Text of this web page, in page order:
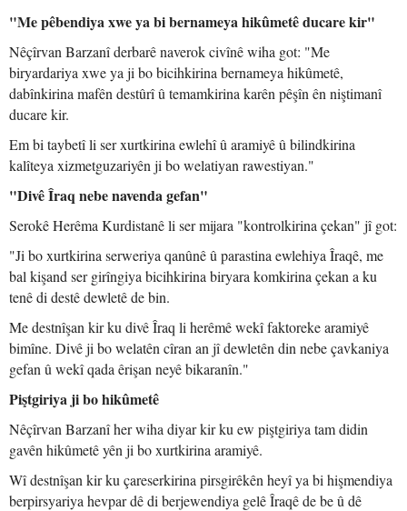
"Me pêbendiya xwe ya bi bernameya hikûmetê ducare kir"
Nêçîrvan Barzanî derbarê naverok civînê wiha got: "Me
biryardariya xwe ya ji bo bicihkirina bernameya hikûmetê,
dabînkirina mafên destûrî û temamkirina karên pêşîn ên niştimanî
ducare kir.
Em bi taybetî li ser xurtkirina ewlehî û aramiyê û bilindkirina
kalîteya xizmetguzariyên ji bo welatiyan rawestiyan."
"Divê Îraq nebe navenda gefan"
Serokê Herêma Kurdistanê li ser mijara "kontrolkirina çekan" jî got:
"Ji bo xurtkirina serweriya qanûnê û parastina ewlehiya Îraqê, me
bal kişand ser girîngiya bicihkirina biryara komkirina çekan a ku
tenê di destê dewletê de bin.
Me destnîşan kir ku divê Îraq li herêmê wekî faktoreke aramiyê
bimîne. Divê ji bo welatên cîran an jî dewletên din nebe çavkaniya
gefan û wekî qada êrişan neyê bikaranîn."
Piştgiriya ji bo hikûmetê
Nêçîrvan Barzanî her wiha diyar kir ku ew piştgiriya tam didin
gavên hikûmetê yên ji bo xurtkirina aramiyê.
Wî destnîşan kir ku çareserkirina pirsgirêkên heyî ya bi hişmendiya
berpirsyariya hevpar dê di berjewendiya gelê Îraqê de be û dê